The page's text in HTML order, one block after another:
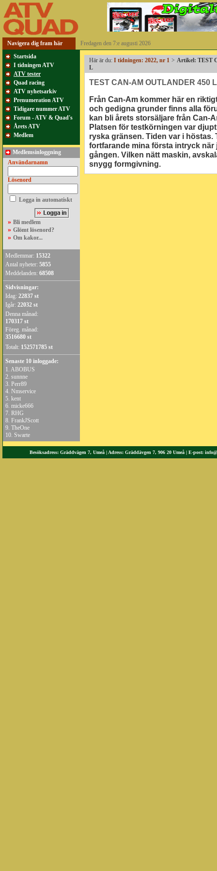
Navigera dig fram här
Fredagen den 7:e augusti 2026
Startsida
I tidningen ATV
ATV tester
Quad racing
ATV nyhetsarkiv
Prenumeration ATV
Tidigare nummer ATV
Forum - ATV & Quad's
Årets ATV
Medlem
Medlemsinloggning
Användarnamn
Lösenord
Logga in automatiskt
» Bli medlem
» Glömt lösenord?
» Om kakor...
Medlemmar: 15322
Antal nyheter: 5855
Meddelanden: 68508
Sidvisningar:
Idag: 22837 st
Igår: 22032 st
Denna månad:
170317 st
Föreg. månad:
3516680 st
Totalt: 152571785 st
Senaste 10 inloggade:
1. ABOBUS
2. sunnne
3. Perr89
4. Nmservice
5. kent
6. micke666
7. RHG
8. FrankJScott
9. TheOne
10. Swarte
Här är du: I tidningen: 2022, nr 1 > Artikel: TEST
L
TEST CAN-AM OUTLANDER 450 L
Från Can-Am kommer här en
och gedigna grunder finns alla
kan bli årets storsäljare från Can-
Platsen för testkörningen var
ryska gränsen. Tiden var i
fortfarande mina första intryck
gången. Vilken nätt maskin,
snygg formgivning.
Besöksadress: Gräddvägen 7, Umeå | Adress: Gräddävgen 7, 906 20 Umeå | E-post: